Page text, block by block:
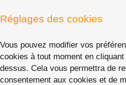
Réglages des cookies
Vous pouvez modifier vos
cookies à tout moment en
dessus. Cela vous permettra de
consentement aux cookies et de